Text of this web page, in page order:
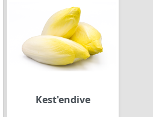
Kest'endive